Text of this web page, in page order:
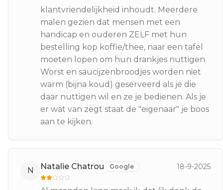
klantvriendelijkheid inhoudt. Meerdere
malen gezien dat mensen met een
handicap en ouderen ZELF met hun
bestelling kop koffie/thee, naar een tafel
moeten lopen om hun drankjes nuttigen.
Worst en saucijzenbroodjes worden niet
warm (bijna koud) geserveerd als je die
daar nuttigen wil en ze je bedienen. Als je
er wat van zegt staat de "eigenaar" je boos
aan te kijken.
N Natalie Chatrou Google 18-9-2025